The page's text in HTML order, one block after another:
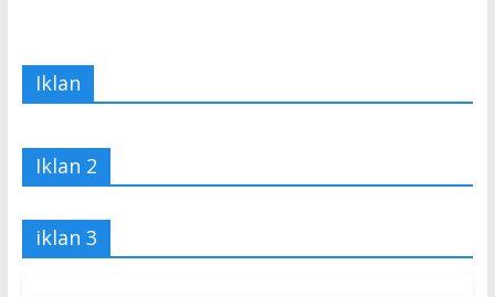
Iklan
Iklan 2
iklan 3